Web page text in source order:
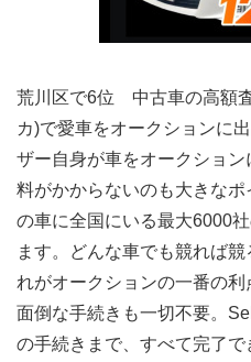
荒川区で6位 中古車の高額
カ)で愛車をオークションに
ザー自身が車をオークショ
料がかからないのも大きな
の車に全国にいる最大6000
ます。どんな車でも競れば
れがオークションの一番の利
面倒な手続きも一切不要。
の手続きまで、すべて完了